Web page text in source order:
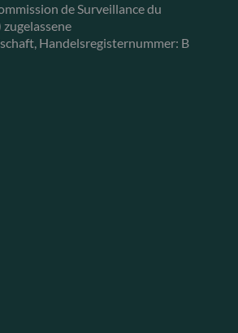
de Surveillance du
zugelassene
Handelsregisternummer: B